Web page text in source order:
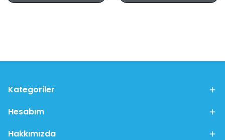
Kategoriler
Hesabım
Hakkımızda